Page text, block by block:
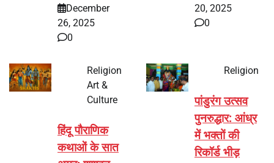
December
26, 2025
0
20, 2025
0
Religion
Art &
Culture
हिंदू पौराणिक
कथाओं के सात
Religion
पांडुरंग उत्सव
पुनरुद्धार: आंध्र
में भक्तों की
रिकॉर्ड भीड़